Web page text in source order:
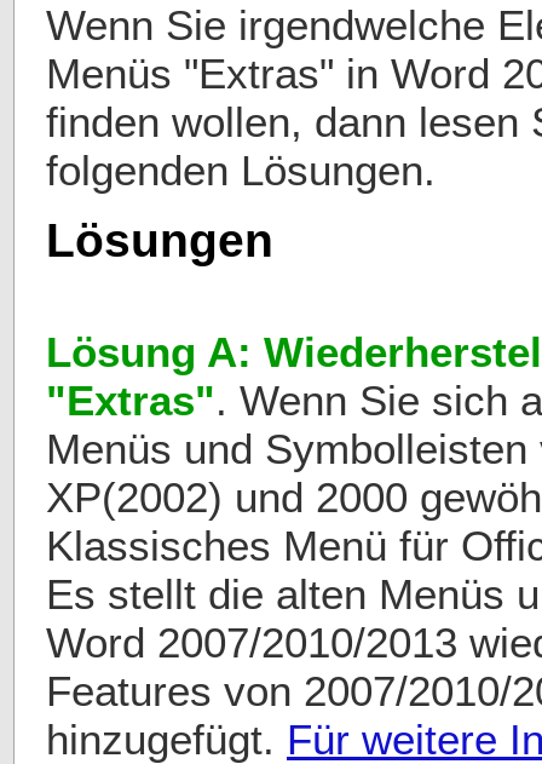
Wenn Sie irgendwelche
Menüs "Extras" in Word
finden wollen, dann lesen
folgenden Lösungen.
Lösungen
Lösung A:
"Extras". Wenn Sie sich
Menüs und
XP(2002) und 2000
Klassisches Menü für
Es stellt die alten Menüs
Word 2007/2010/2013
Features von 2007/2010/
hinzugefügt. Für weitere